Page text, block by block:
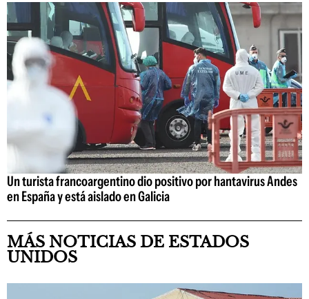
Un turista francoargentino dio positivo por hantavirus Andes
en España y está aislado en Galicia
MÁS NOTICIAS DE ESTADOS
UNIDOS